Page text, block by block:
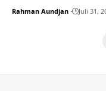
Rahman Aundjan Juli 31,